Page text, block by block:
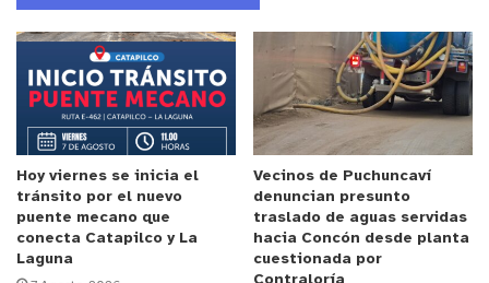
necesidad prioritaria para facilitar la conectividad
y el desplazamiento seguro de sus habitantes.
Desde la Municipalidad de Nogales señalaron que
se continuará gestionando y articulando esfuerzos
con otras instituciones, con el objetivo de avanzar
en soluciones concretas que impacten
positivamente en la calidad de vida de las vecinas
y vecinos de Nogales y El Melón.
Hoy viernes se inicia el
tránsito por el nuevo
puente mecano que
conecta Catapilco y La
Laguna
Vecinos de Puchuncaví
denuncian presunto
traslado de aguas servidas
hacia Concón desde planta
cuestionada por